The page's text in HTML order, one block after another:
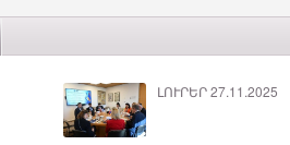
ԼՈՒՐԵՐ 27.11.2025